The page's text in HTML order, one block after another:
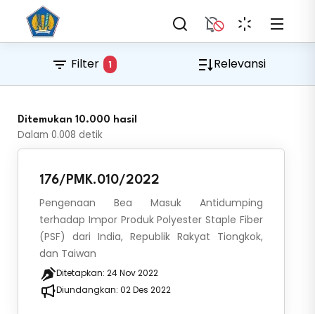
Filter 1 Relevansi
Ditemukan 10.000 hasil
Dalam 0.008 detik
176/PMK.010/2022
Pengenaan Bea Masuk Antidumping
terhadap Impor Produk Polyester Staple Fiber
(PSF) dari India, Republik Rakyat Tiongkok,
dan Taiwan
Ditetapkan: 24 Nov 2022
Diundangkan: 02 Des 2022